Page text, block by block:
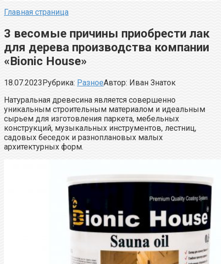
Главная страница
3 весомые причины приобрести лак
для дерева производства компании
«Bionic House»
18.07.2023Рубрика: РазноеАвтор: Иван Знаток
Натуральная древесина является совершенно
уникальным строительным материалом и идеальным
сырьем для изготовления паркета, мебельных
конструкций, музыкальных инструментов, лестниц,
садовых беседок и разноплановых малых
архитектурных форм.